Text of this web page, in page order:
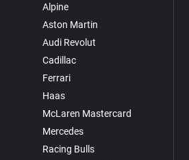
Alpine
Aston Martin
Audi Revolut
Cadillac
Ferrari
Haas
McLaren Mastercard
Mercedes
Racing Bulls